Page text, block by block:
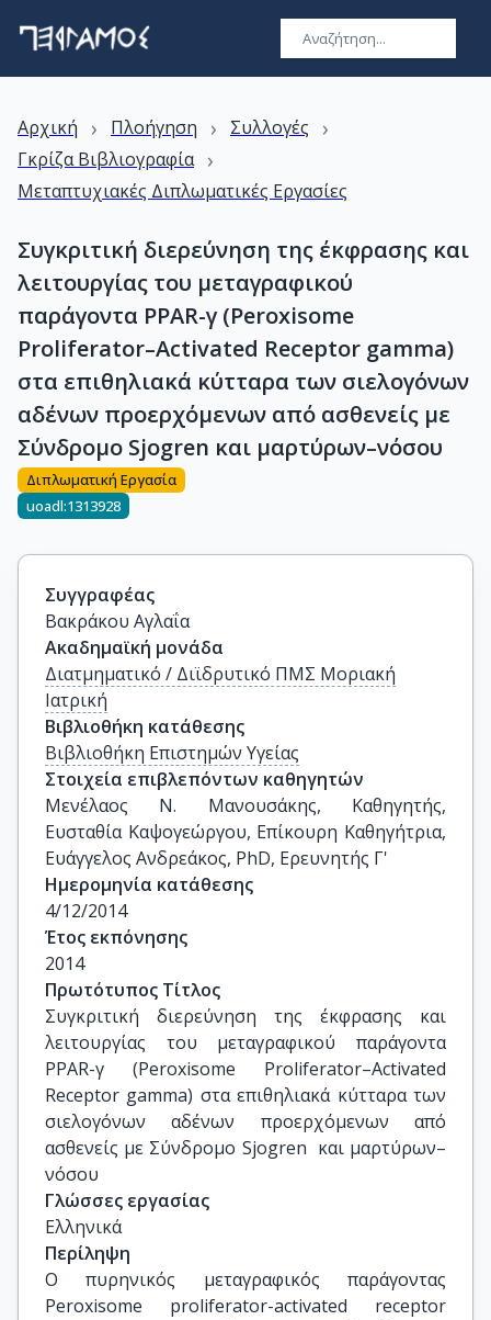
Αρχική › Πλοήγηση › Συλλογές ›
Γκρίζα Βιβλιογραφία ›
Μεταπτυχιακές Διπλωματικές Εργασίες
Συγκριτική διερεύνηση της έκφρασης και
λειτουργίας του μεταγραφικού
παράγοντα PPAR-γ (Peroxisome
Proliferator–Activated Receptor gamma)
στα επιθηλιακά κύτταρα των σιελογόνων
αδένων προερχόμενων από ασθενείς με
Σύνδρομο Sjogren και μαρτύρων–νόσου
Διπλωματική Εργασία
uoadl:1313928
Συγγραφέας
Βακράκου Αγλαΐα
Ακαδημαϊκή μονάδα
Διατμηματικό / Διϊδρυτικό ΠΜΣ Μοριακή
Ιατρική
Βιβλιοθήκη κατάθεσης
Βιβλιοθήκη Επιστημών Υγείας
Στοιχεία επιβλεπόντων καθηγητών
Μενέλαος Ν. Μανουσάκης, Καθηγητής,
Ευσταθία Καψογεώργου, Επίκουρη Καθηγήτρια,
Ευάγγελος Ανδρεάκος, PhD, Ερευνητής Γ'
Ημερομηνία κατάθεσης
4/12/2014
Έτος εκπόνησης
2014
Πρωτότυπος Τίτλος
Συγκριτική διερεύνηση της έκφρασης και
λειτουργίας του μεταγραφικού παράγοντα
PPAR-γ (Peroxisome Proliferator–Activated
Receptor gamma) στα επιθηλιακά κύτταρα των
σιελογόνων αδένων προερχόμενων από
ασθενείς με Σύνδρομο Sjogren  και μαρτύρων–
νόσου
Γλώσσες εργασίας
Ελληνικά
Περίληψη
O πυρηνικός μεταγραφικός παράγοντας
Peroxisome proliferator-activated receptor